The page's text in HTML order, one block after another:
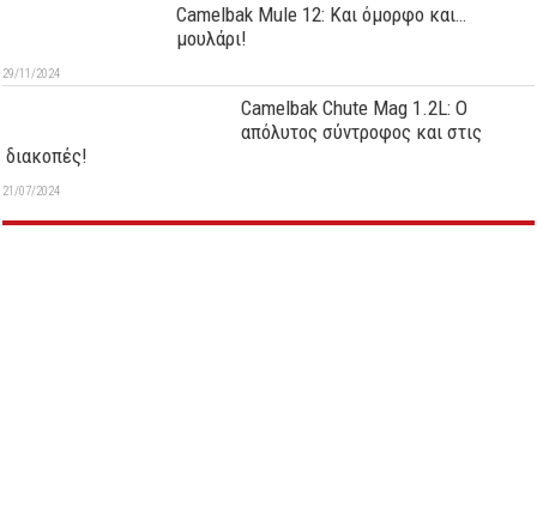
Camelbak Mule 12: Kαι όμορφο και…
μουλάρι!
29/11/2024
Camelbak Chute Mag 1.2L: Ο
απόλυτος σύντροφος και στις
διακοπές!
21/07/2024